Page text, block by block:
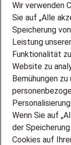
DEINE
DEINE
PARTNERSHIP
INITIATIV
ÜBER UNS
STANDORTE
BLOG
PRESSE
Wir verwenden
Sie auf „Alle
Speicherung
Leistung
Funktionalität
Website zu
Bemühungen
Wenn Sie auf
der
Cookies auf